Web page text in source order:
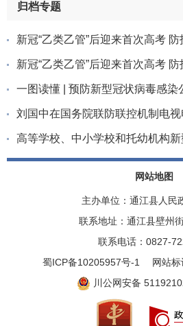
归档专题
网站地图
主办单位：通江县人民
联系地址：通江县壁州
联系电话：0827-
蜀ICP备10205957号-1
网站
川公网安备